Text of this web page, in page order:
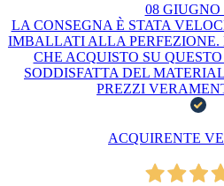
08 GIUGNO
LA CONSEGNA È STATA
IMBALLATI ALLA PERFEZIONE.
CHE ACQUISTO SU
SODDISFATTA DEL
PREZZI
ACQUIRENTE